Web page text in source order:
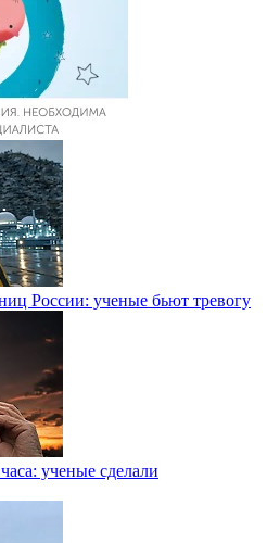
России: ученые бьют тревогу
ученые сделали